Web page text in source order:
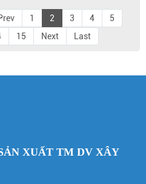
1 2 3 4
5
15 Next Last
XUẤT TM DV XÂY